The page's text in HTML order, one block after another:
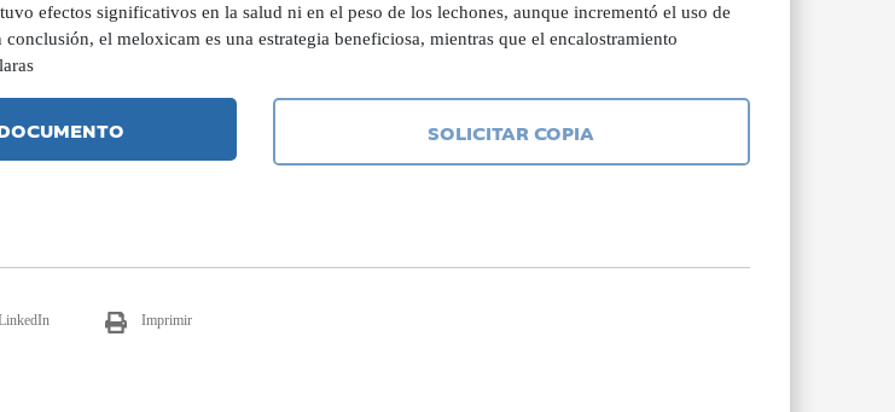
efectos significativos en la salud ni en el peso de los lechones, aunque incrementó el uso de
conclusión, el meloxicam es una estrategia beneficiosa, mientras que el encalostramiento
SOLICITAR COPIA
Imprimir